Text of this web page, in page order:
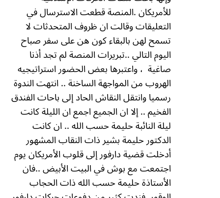
للأمريكان .المنصة قطعت الاسترسال في
التعليقات وقالت ان ظروف المتحدثات لا
تسمح لهن بالبقاء كون هن على سفر صباح
اليوم التالي ..تبريرات المنصة لم تجد أذنا
صاغية ، واعتبرها بعض الحضور استراتيجيه
الهروب من المواجهة الساخنة .. انتهت الندوة
رسميا وانتقل النقاش الحاد إلى باحات الفندق
الفخيم .. إلا ان الجميع اجمع ان الليلة كانت
ليلة النائبة حليمة حسب الله .. ان كانت
الدكتور حليمة بشير ذات النقاب المشهور
أدخلت قضية دارفور إلى قلوب الأمريكان يوم
اجتمعت مع بوش في البيت الأبيض ..فان
الأستاذة حليمة حسب الله ذات الحجاب